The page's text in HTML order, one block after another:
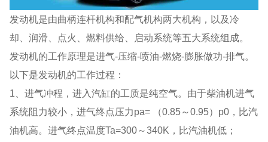
发动机是由曲柄连杆机构和配气机构两大机构，以及冷
却、润滑、点火、燃料供给、启动系统等五大系统组成。
发动机的工作原理是进气-压缩-喷油-燃烧-膨胀做功-排气。
以下是发动机的工作过程：
1、进气冲程，进入汽缸的工质是纯空气。由于柴油机进气
系统阻力较小，进气终点压力pa= （0.85～0.95）p0，比汽
油机高。进气终点温度Ta=300～340K，比汽油机低；